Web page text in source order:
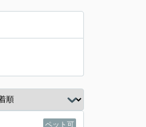
ペット可